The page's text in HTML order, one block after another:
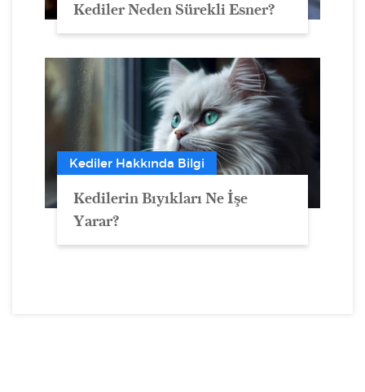
Kediler Neden Sürekli Esner?
Kediler Hakkında Bilgi
Kedilerin Bıyıkları Ne İşe
Yarar?